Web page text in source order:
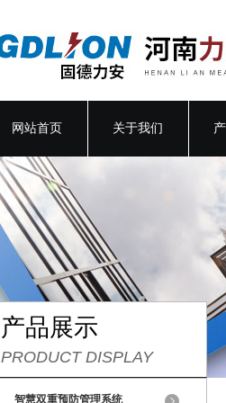
网站首页 关于我们
产品展示
PRODUCT DISPLAY
智慧双重预防管理系统